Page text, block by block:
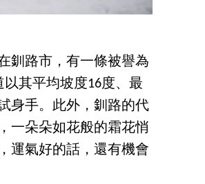
釧路市，有一條被譽為
以其平均坡度16度、最
身手。此外，釧路的代
一朵朵如花般的霜花悄
運氣好的話，還有機會